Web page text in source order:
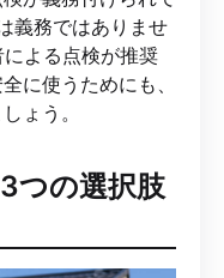
義務ではありませ
よる点検が推奨
に使うためにも、
ょう。
つの選択肢